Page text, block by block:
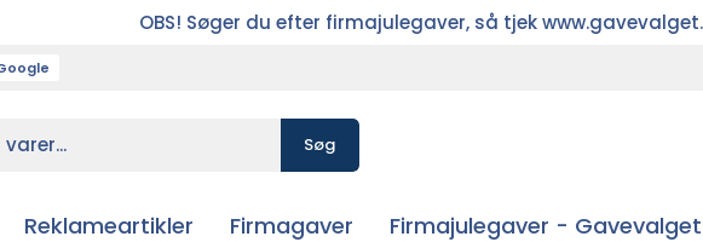
OBS! Søger du efter firmajulegaver, så tjek
Søg
Reklameartikler Firmagaver Firmajulegaver -